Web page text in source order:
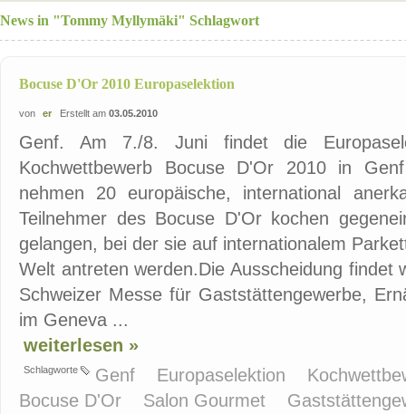
News in "Tommy Myllymäki" Schlagwort
Bocuse D'Or 2010 Europaselektion
von er Erstellt am 03.05.2010
Genf. Am 7./8. Juni findet die
Kochwettbewerb Bocuse D'Or 2010 in
nehmen 20 europäische, international
Teilnehmer des Bocuse D'Or kochen
gelangen, bei der sie auf internationalem
Welt antreten werden.Die Ausscheidung findet
Schweizer Messe für Gaststättengewerbe,
im Geneva ...
weiterlesen »
Schlagworte Genf Europaselektion
Bocuse D'Or
Salon Gourmet